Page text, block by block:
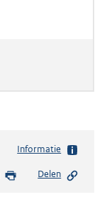
Informatie
Delen